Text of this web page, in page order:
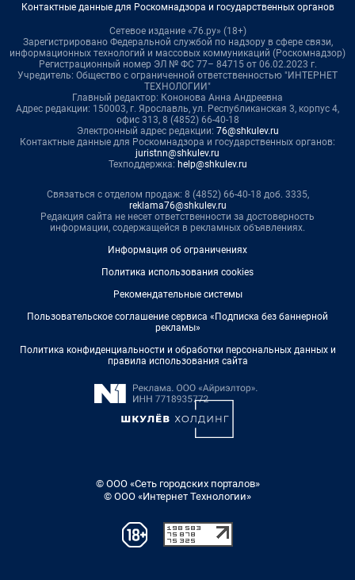
Контактные данные для Роскомнадзора и государственных органов
Сетевое издание «76.ру» (18+)
Зарегистрировано Федеральной службой по надзору в сфере связи,
информационных технологий и массовых коммуникаций (Роскомнадзор)
Регистрационный номер ЭЛ № ФС 77– 84715 от 06.02.2023 г.
Учредитель: Общество с ограниченной ответственностью "ИНТЕРНЕТ
ТЕХНОЛОГИИ"
Главный редактор: Кононова Анна Андреевна
Адрес редакции: 150003, г. Ярославль, ул. Республиканская 3, корпус 4,
офис 313, 8 (4852) 66-40-18
Электронный адрес редакции: 76@shkulev.ru
Контактные данные для Роскомнадзора и государственных органов:
juristnn@shkulev.ru
Техподдержка: help@shkulev.ru
Связаться с отделом продаж: 8 (4852) 66-40-18 доб. 3335,
reklama76@shkulev.ru
Редакция сайта не несет ответственности за достоверность
информации, содержащейся в рекламных объявлениях.
Информация об ограничениях
Политика использования cookies
Рекомендательные системы
Пользовательское соглашение сервиса «Подписка без баннерной
рекламы»
Политика конфиденциальности и обработки персональных данных и
правила использования сайта
© ООО «Сеть городских порталов»
© ООО «Интернет Технологии»